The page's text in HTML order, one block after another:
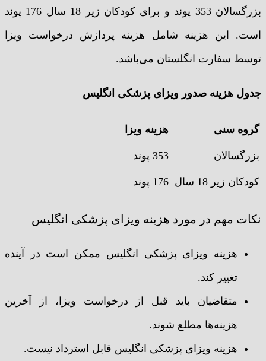
بزرگسالان 353 پوند و برای کودکان زیر 18 سال 176 پوند
است. این هزینه شامل هزینه پردازش درخواست ویزا
توسط سفارت انگلستان می‌باشد.
جدول هزینه صدور ویزای پزشکی انگلیس
گروه سنی هزینه ویزا
بزرگسالان 353 پوند
کودکان زیر 18 سال 176 پوند
نکات مهم در مورد هزینه ویزای پزشکی انگلیس
هزینه ویزای پزشکی انگلیس ممکن است در آینده
تغییر کند.
متقاضیان باید قبل از درخواست ویزا، از آخرین
هزینه‌ها مطلع شوند.
هزینه ویزای پزشکی انگلیس قابل استرداد نیست.